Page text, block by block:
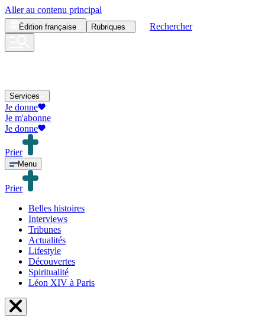
Aller au contenu principal
Édition française Rubriques Rechercher
Services
Je donne
Je m'abonne
Je donne
Prier
Menu
Prier
Belles histoires
Interviews
Tribunes
Actualités
Lifestyle
Découvertes
Spiritualité
Léon XIV à Paris